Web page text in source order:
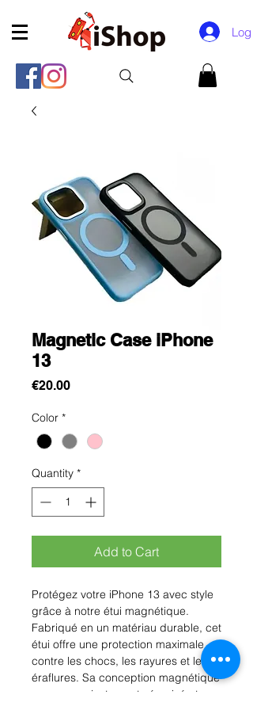
Log
Magnetic Case iPhone
13
€20.00Price
Color *
Quantity *
Add to Cart
Protégez votre iPhone 13 avec style
grâce à notre étui magnétique.
Fabriqué en un matériau durable, cet
étui offre une protection maximale
contre les chocs, les rayures et les
éraflures. Sa conception magnétique
assure un ajustement sécurisé et un